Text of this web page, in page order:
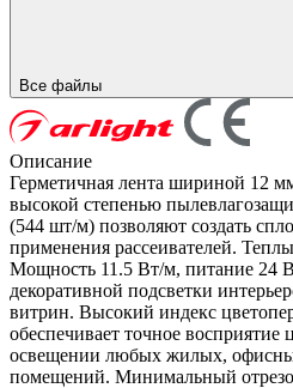
Все файлы
Описание
Герметичная лента шириной 12
высокой степенью
(544 шт/м) позволяют создать
применения рассеивателей.
Мощность 11.5 Вт/м, питание 24
декоративной подсветки
витрин. Высокий индекс
обеспечивает точное восприятие
освещении любых жилых,
помещений. Минимальный